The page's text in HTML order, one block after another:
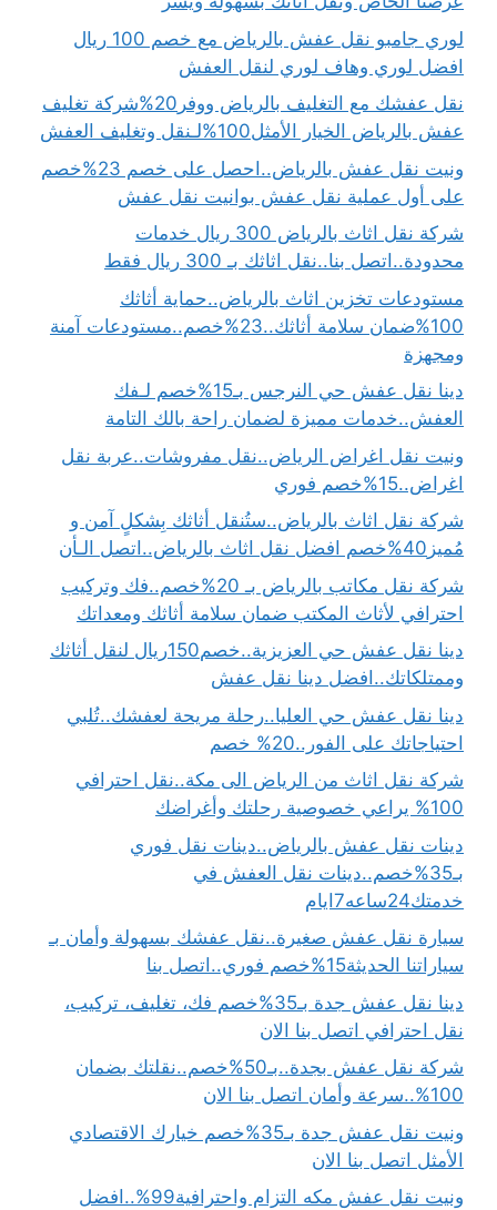
لوري جامبو نقل عفش بالرياض مع خصم 100 ريال
افضل لوري وهاف لوري لنقل العفش
نقل عفشك مع التغليف بالرياض ووفر20%شركة تغليف
عفش بالرياض الخيار الأمثل100%لـنقل وتغليف العفش
ونيت نقل عفش بالرياض..احصل على خصم 23%خصم
على أول عملية نقل عفش بوانيت نقل عفش
شركة نقل اثاث بالرياض 300 ريال خدمات
محدودة..اتصل بنا..نقل اثاثك بـ 300 ريال فقط
مستودعات تخزين اثاث بالرياض..حماية أثاثك
100%ضمان سلامة أثاثك..23%خصم..مستودعات آمنة
ومجهزة
دينا نقل عفش حي النرجس بـ15%خصم لـفك
العفش..خدمات مميزة لضمان راحة بالك التامة
ونيت نقل اغراض الرياض..نقل مفروشات..عربة نقل
اغراض..15%خصم فوري
شركة نقل اثاث بالرياض..ستُنقل أثاثك بِشكلٍ آمن و
مُميز40%خصم افضل نقل اثاث بالرياض..اتصل الـأن
شركة نقل مكاتب بالرياض بـ 20%خصم..فك وتركيب
احترافي لأثاث المكتب ضمان سلامة أثاثك ومعداتك
دينا نقل عفش حي العزيزية..خصم150ريال لنقل أثاثك
وممتلكاتك..افضل دينا نقل عفش
دينا نقل عفش حي العليا..رحلة مريحة لعفشك..تُلبي
احتياجاتك على الفور..20% خصم
شركة نقل اثاث من الرياض الى مكة..نقل احترافي
100% يراعي خصوصية رحلتك وأغراضك
دينات نقل عفش بالرياض..دينات نقل فوري
بـ35%خصم..دينات نقل العفش في
خدمتك24ساعه7ايام
سيارة نقل عفش صغيرة..نقل عفشك بسهولة وأمان بـ
سياراتنا الحديثة15%خصم فوري..اتصل بنا
دينا نقل عفش جدة بـ35%خصم فك، تغليف، تركيب،
نقل احترافي اتصل بنا الان
شركة نقل عفش بجدة..بـ50%خصم..نقلتك بضمان
100%..سرعة وأمان اتصل بنا الان
ونيت نقل عفش جدة بـ35%خصم خيارك الاقتصادي
الأمثل اتصل بنا الان
ونيت نقل عفش مكه التزام واحترافية99%..افضل